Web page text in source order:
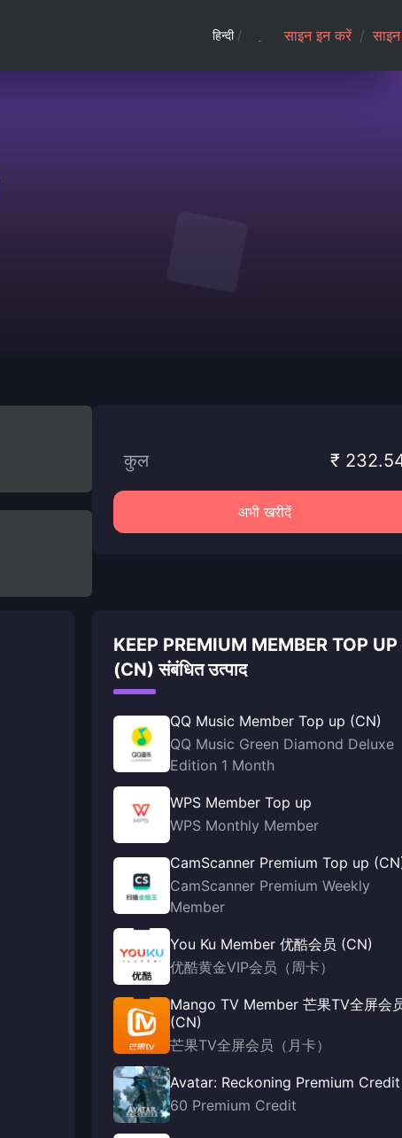
हिन्दी / साइन इन करें /
कुल ₹
अभी खरीदें
KEEP PREMIUM MEMBER TOP UP
(CN) संबंधित उत्पाद
QQ Music Member Top up (CN)
QQ Music Green Diamond Deluxe
Edition 1 Month
WPS Member Top up
WPS Monthly Member
CamScanner Premium Top up
CamScanner Premium Weekly
Member
You Ku Member 优酷会员 (CN)
优酷黄金VIP会员（周卡）
Mango TV Member 芒果TV全屏会
(CN)
芒果TV全屏会员（月卡）
Avatar: Reckoning Premium Credit
60 Premium Credit